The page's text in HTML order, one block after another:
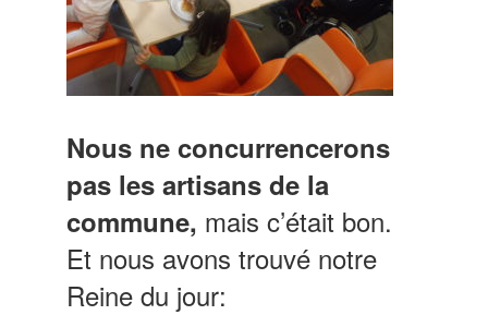
Nous ne concurrencerons
pas les artisans de la
commune, mais c’était bon.
Et nous avons trouvé notre
Reine du jour: